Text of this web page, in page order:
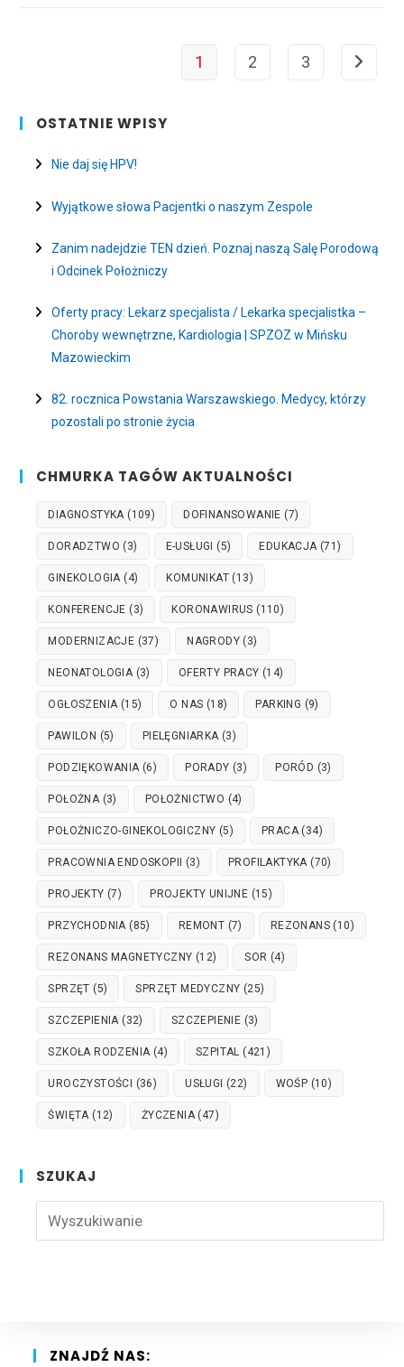
KORONAWIRUSA
1 2 3 Go to
OSTATNIE WPISY
Nie daj się HPV!
Wyjątkowe słowa Pacjentki o naszym Zespole
Zanim nadejdzie TEN dzień. Poznaj naszą Salę Porodową
i Odcinek Położniczy
Oferty pracy: Lekarz specjalista / Lekarka specjalistka –
Choroby wewnętrzne, Kardiologia | SPZOZ w Mińsku
Mazowieckim
82. rocznica Powstania Warszawskiego. Medycy, którzy
pozostali po stronie życia
CHMURKA TAGÓW AKTUALNOŚCI
DIAGNOSTYKA(109) DOFINANSOWANIE (7)
DORADZTWO (3) E-USŁUGI (5) EDUKACJA(71)
GINEKOLOGIA(4) KOMUNIKAT (13)
KONFERENCJE (3) KORONAWIRUS (110)
MODERNIZACJE (37) NAGRODY (3)
NEONATOLOGIA(3) OFERTY PRACY (14)
OGŁOSZENIA(15) O NAS (18) PARKING (9)
PAWILON (5) PIELĘGNIARKA(3)
PODZIĘKOWANIA(6) PORADY (3) PORÓD (3)
POŁOŻNA(3) POŁOŻNICTWO (4)
POŁOŻNICZO-GINEKOLOGICZNY (5) PRACA(34)
PRACOWNIA ENDOSKOPII (3) PROFILAKTYKA(70)
PROJEKTY (7) PROJEKTY UNIJNE (15)
PRZYCHODNIA(85) REMONT (7) REZONANS (10)
REZONANS MAGNETYCZNY (12) SOR (4)
SPRZĘT (5) SPRZĘT MEDYCZNY (25)
SZCZEPIENIA(32) SZCZEPIENIE (3)
SZKOŁA RODZENIA(4) SZPITAL (421)
UROCZYSTOŚCI (36) USŁUGI (22) WOŚP (10)
ŚWIĘTA(12) ŻYCZENIA(47)
SZUKAJ
ZNAJDŹ NAS: